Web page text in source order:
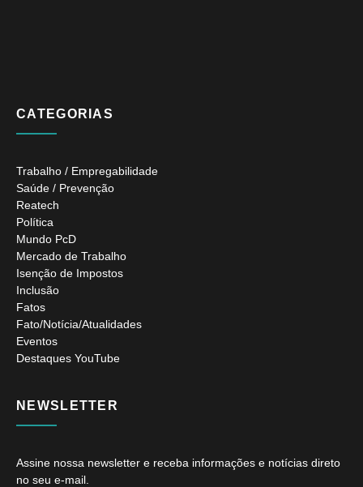
CATEGORIAS
Trabalho / Empregabilidade
Saúde / Prevenção
Reatech
Política
Mundo PcD
Mercado de Trabalho
Isenção de Impostos
Inclusão
Fatos
Fato/Notícia/Atualidades
Eventos
Destaques YouTube
NEWSLETTER
Assine nossa newsletter e receba informações e notícias direto
no seu e-mail.